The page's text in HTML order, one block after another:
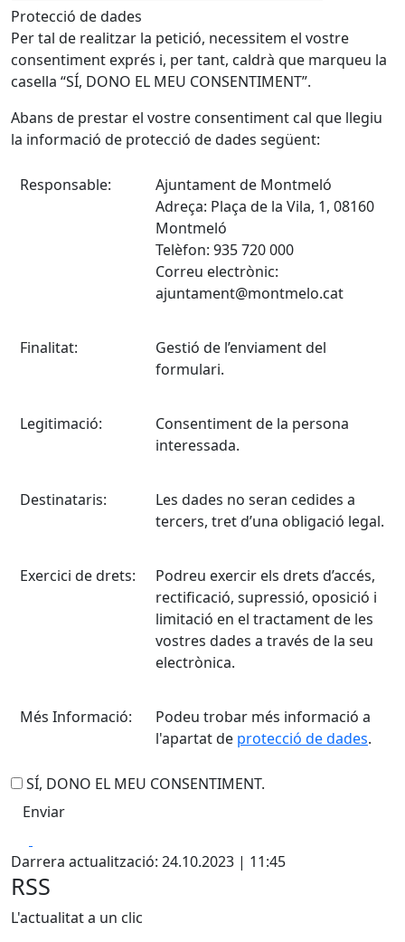
Protecció de dades
Per tal de realitzar la petició, necessitem el vostre
consentiment exprés i, per tant, caldrà que marqueu la
casella “SÍ, DONO EL MEU CONSENTIMENT”.
Abans de prestar el vostre consentiment cal que llegiu
la informació de protecció de dades següent:
Responsable:
Ajuntament de Montmeló
Adreça: Plaça de la Vila, 1, 08160
Montmeló
Telèfon: 935 720 000
Correu electrònic:
ajuntament@montmelo.cat
Finalitat:
Gestió de l’enviament del
formulari.
Legitimació:
Consentiment de la persona
interessada.
Destinataris:
Les dades no seran cedides a
tercers, tret d’una obligació legal.
Exercici de drets:
Podreu exercir els drets d’accés,
rectificació, supressió, oposició i
limitació en el tractament de les
vostres dades a través de la seu
electrònica.
Més Informació:
Podeu trobar més informació a
l'apartat de protecció de dades.
SÍ, DONO EL MEU CONSENTIMENT.
Darrera actualització: 24.10.2023 | 11:45
RSS
L'actualitat a un clic